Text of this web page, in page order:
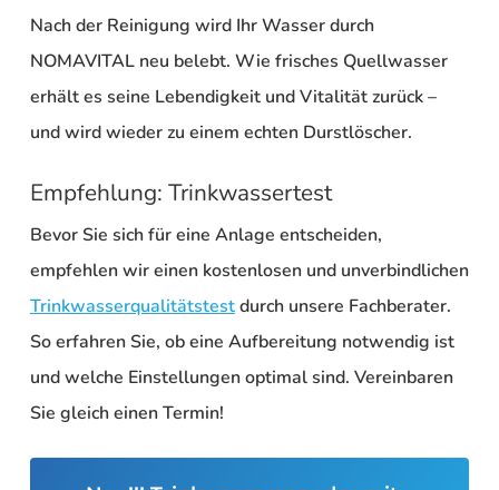
Nach der Reinigung wird Ihr Wasser durch
NOMAVITALneu belebt. Wie frisches Quellwasser
erhält es seine Lebendigkeit und Vitalitätzurück –
und wird wieder zu einem echten Durstlöscher.
Empfehlung: Trinkwassertest
Bevor Sie sich für eine Anlage entscheiden,
empfehlen wir einen kostenlosen und unverbindlichen
Trinkwasserqualitätstestdurch unsere Fachberater.
So erfahren Sie, ob eine Aufbereitung notwendig ist
und welche Einstellungen optimal sind. Vereinbaren
Sie gleich einen Termin!